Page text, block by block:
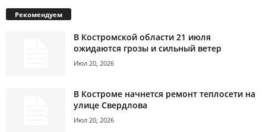
Рекомендуем
В Костромской области 21 июля
ожидаются грозы и сильный ветер
Июл 20, 2026
В Костроме начнется ремонт теплосети на
улице Свердлова
Июл 20, 2026